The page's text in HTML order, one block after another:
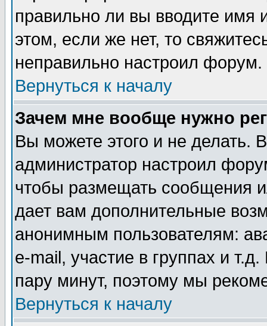
правильно ли вы вводите
этом, если же нет, то
неправильно настроил форум.
Вернуться к началу
Зачем мне вообще нужно
Вы можете этого и не делать.
администратор настроил
чтобы размещать сообщения
дает вам дополнительные
анонимным пользователям:
e-mail, участие в группах и
пару минут, поэтому мы
Вернуться к началу